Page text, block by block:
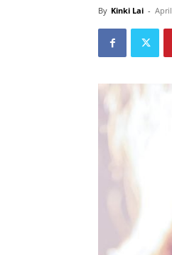
By Kinki Lai -